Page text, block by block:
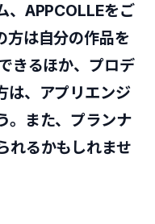
、APPCOLLEをご
方は自分の作品を
きるほか、プロデ
は、アプリエンジ
。また、プランナ
れるかもしれませ